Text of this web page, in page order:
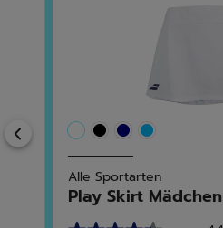
Previous
Alle Sportarten
Play Skirt Mädchen